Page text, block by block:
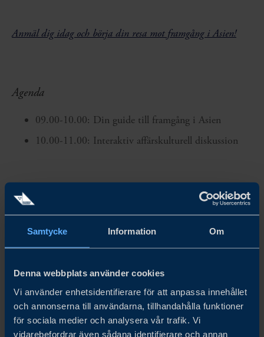
Samtycke Information Om
Denna webbplats använder cookies
Vi använder enhetsidentifierare för att anpassa innehållet
och annonserna till användarna, tillhandahålla funktioner
för sociala medier och analysera vår trafik. Vi
vidarebefordrar även sådana identifierare och annan
Anmäl dig idag och börja din resa mot framgång i Asien!
Agenda
09.00-10.00: Din guide till framgång i Asien
10.00-11.00: Interaktiv affärskulturell diskussion
Detaljer & anmälan
Business Sweden, Renmarkstorget 5D, 1 tr, Umeå
Anmälan: Ta del av mer information och anmäl dig